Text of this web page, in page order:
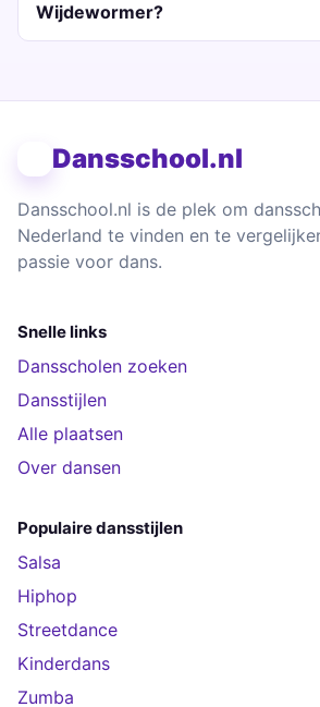
Wijdewormer?
Dansschool.nl
Dansschool.nl is de plek om
Nederland te vinden en te
passie voor dans.
Snelle links
Dansscholen zoeken
Dansstijlen
Alle plaatsen
Over dansen
Populaire dansstijlen
Salsa
Hiphop
Streetdance
Kinderdans
Zumba